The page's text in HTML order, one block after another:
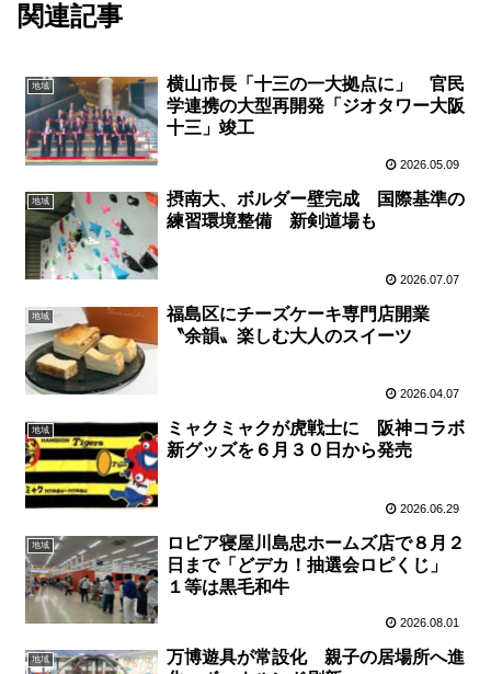
関連記事
地域
横山市長「十三の一大拠点に」 官民
学連携の大型再開発「ジオタワー大阪
十三」竣工
2026.05.09
地域
摂南大、ボルダー壁完成 国際基準の
練習環境整備 新剣道場も
2026.07.07
地域
福島区にチーズケーキ専門店開業
〝余韻〟楽しむ大人のスイーツ
2026.04.07
地域
ミャクミャクが虎戦士に 阪神コラボ
新グッズを６月３０日から発売
2026.06.29
地域
ロピア寝屋川島忠ホームズ店で８月２
日まで「どデカ！抽選会ロピくじ」
１等は黒毛和牛
2026.08.01
地域
万博遊具が常設化 親子の居場所へ進